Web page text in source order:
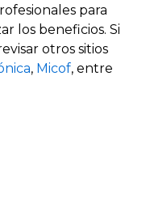
para
los beneficios. Si
otros sitios
, Micof, entre